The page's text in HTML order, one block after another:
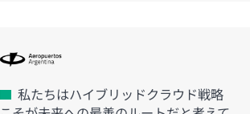
私たちはハイブリッドクラウド戦略